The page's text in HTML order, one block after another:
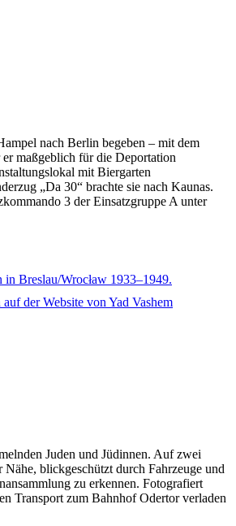
nach Berlin begeben – mit dem
maßgeblich für die Deportation
mit Biergarten
„Da 30“ brachte sie nach Kaunas.
3 der Einsatzgruppe A unter
in Breslau/Wrocław 1933–1949.
der Website von Yad Vashem
Juden und Jüdinnen. Auf zwei
blickgeschützt durch Fahrzeuge und
zu erkennen. Fotografiert
Transport zum Bahnhof Odertor verladen